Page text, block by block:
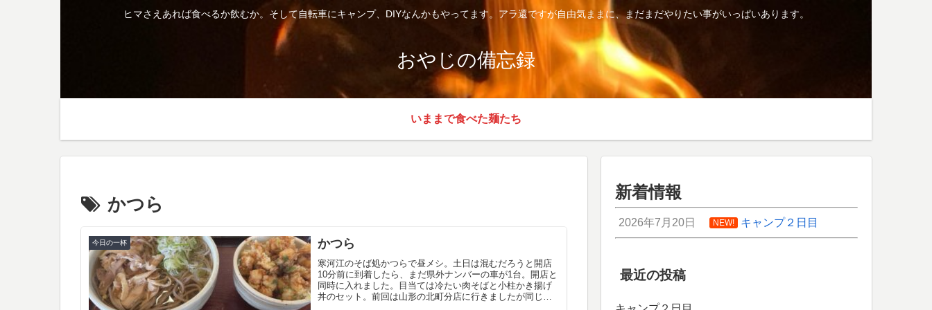
ヒマさえあれば食べるか飲むか。そして自転車にキャンプ、DIYなんかもやってます。アラ還ですが自由気ままに、まだまだやりたい事がいっぱいあります。
おやじの備忘録
いままで食べた麺たち
かつら
今日の一杯 かつら
寒河江のそば処かつらで昼メシ。土日は混むだろうと開店
10分前に到着したら、まだ県外ナンバーの車が1台。開店と
同時に入れました。目当ては冷たい肉そばと小柱かき揚げ
丼のセット。前回は山形の北町分店に行きましたが同じメ
新着情報
2026年7月20日 NEW! キャンプ２日目
最近の投稿